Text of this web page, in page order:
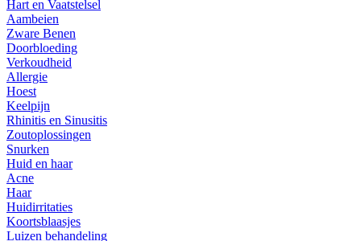
Hart en Vaatstelsel
Aambeien
Zware Benen
Doorbloeding
Verkoudheid
Allergie
Hoest
Keelpijn
Rhinitis en Sinusitis
Zoutoplossingen
Snurken
Huid en haar
Acne
Haar
Huidirritaties
Koortsblaasjes
Luizen behandeling